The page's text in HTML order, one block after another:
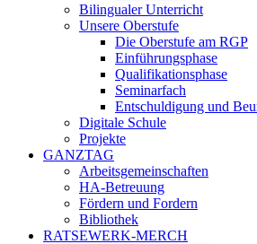
Bilingualer Unterricht
Unsere Oberstufe
Die Oberstufe am RGP
Einführungsphase
Qualifikationsphase
Seminarfach
Entschuldigung und
Digitale Schule
Projekte
GANZTAG
Arbeitsgemeinschaften
HA-Betreuung
Fördern und Fordern
Bibliothek
RATSEWERK-MERCH